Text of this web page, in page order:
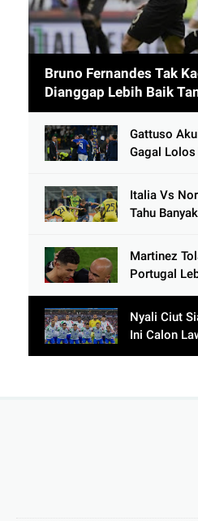
Bruno Fernandes Tak
Dianggap Lebih Baik
Ronaldo usai Cetak 9
Gattuso
Gagal
Italia Vs
Tahu
Martinez
Portugal
di Bawah
Nyali Ciut
Ini Calon
Babak Play-